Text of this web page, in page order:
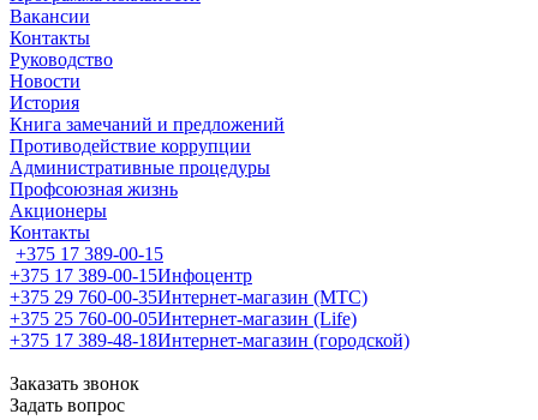
Вакансии
Контакты
Руководство
Новости
История
Книга замечаний и предложений
Противодействие коррупции
Административные процедуры
Профсоюзная жизнь
Акционеры
Контакты
+375 17 389-00-15
+375 17 389-00-15Инфоцентр
+375 29 760-00-35Интернет-магазин (МТС)
+375 25 760-00-05Интернет-магазин (Life)
+375 17 389-48-18Интернет-магазин (городской)
Заказать звонок
Задать вопрос